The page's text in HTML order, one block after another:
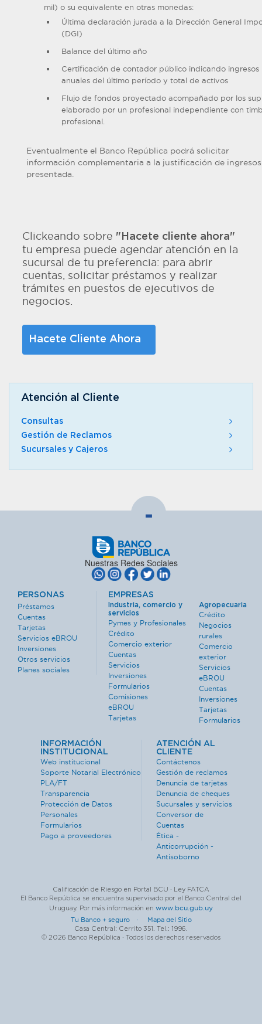
mil) o su equivalente en otras monedas:
Última declaración jurada a la Dirección General
(DGI)
Balance del último año
Certificación de contador público indicando ingresos
anuales del último período y total de activos
Flujo de fondos proyectado acompañado por los
elaborado por un profesional independiente con
profesional.
Eventualmente el Banco República podrá solicitar
información complementaria a la justificación de ingresos
presentada.
Clickeando sobre "Hacete cliente ahora"
tu empresa puede agendar atención en la
sucursal de tu preferencia: para abrir
cuentas, solicitar préstamos y realizar
trámites en puestos de ejecutivos de
negocios.
Hacete Cliente Ahora
Atención al Cliente
Consultas
Gestión de Reclamos
Sucursales y Cajeros
-
Nuestras Redes Sociales
PERSONAS
Préstamos
Cuentas
Tarjetas
Servicios eBROU
Inversiones
Otros servicios
Planes sociales
EMPRESAS
Industria, comercio y
servicios
Pymes y Profesionales
Crédito
Comercio exterior
Cuentas
Servicios
Inversiones
Formularios
Comisiones
eBROU
Tarjetas
Agropecuaria
Crédito
Negocios
rurales
Comercio
exterior
Servicios
eBROU
Cuentas
Inversiones
Tarjetas
Formularios
INFORMACIÓN
INSTITUCIONAL
Web institucional
Soporte Notarial Electrónico
PLA/FT
Transparencia
Protección de Datos
Personales
Formularios
Pago a proveedores
ATENCIÓN AL
CLIENTE
Contáctenos
Gestión de reclamos
Denuncia de tarjetas
Denuncia de cheques
Sucursales y servicios
Conversor de
Cuentas
Ética -
Anticorrupción -
Antisoborno
Calificación de Riesgo en Portal BCU · Ley FATCA
El Banco República se encuentra supervisado por el Banco Central del
Uruguay. Por más información en www.bcu.gub.uy
Tu Banco + seguro · Mapa del Sitio
Casa Central: Cerrito 351. Tel.: 1996.
© 2026 Banco República · Todos los derechos reservados